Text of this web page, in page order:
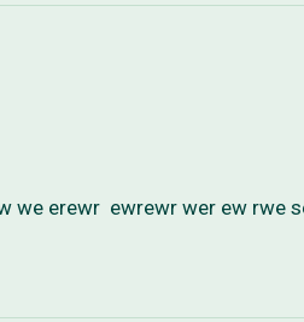
we erewr ewrewr wer ew rwe